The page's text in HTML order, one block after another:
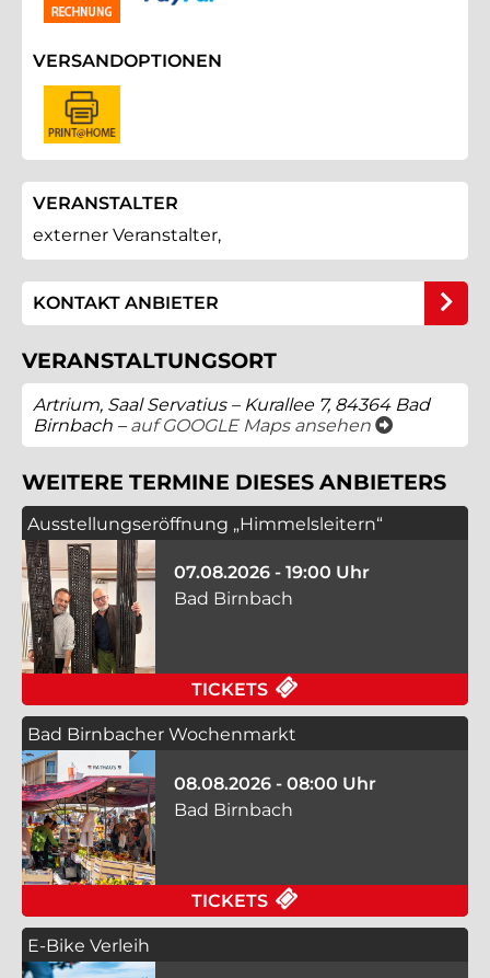
VERSANDOPTIONEN
VERANSTALTER
externer Veranstalter,
KONTAKT ANBIETER
VERANSTALTUNGSORT
Artrium, Saal Servatius – Kurallee 7, 84364 Bad
Birnbach – auf GOOGLE Maps ansehen öffnet ein
WEITERE TERMINE DIESES ANBIETERS
Ausstellungseröffnung „Himmelsleitern“
07.08.2026 - 19:00 Uhr
Bad Birnbach
TICKETS
Bad Birnbacher Wochenmarkt
08.08.2026 - 08:00 Uhr
Bad Birnbach
TICKETS
E-Bike Verleih